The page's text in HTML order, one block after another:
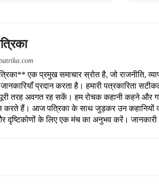
एक प्रमुख समाचार स्रोत है, जो राजनीति,
प्रदान करता है। हमारी पत्रकारिता
तरह अवगत रह सकें। हम रोचक कहानी कहने और
करते हैं। आज पत्रिका के साथ जुड़कर उन कहानियों
दृष्टिकोणों के लिए एक मंच का अनुभव करें।